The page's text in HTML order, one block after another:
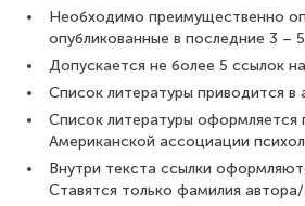
Необходимо преимущественно
опубликованные в последние 3 – 5
Допускается не более 5 ссылок
Список литературы приводится в
Список литературы оформляется
Американской ассоциации
Внутри текста ссылки
Ставятся только фамилия